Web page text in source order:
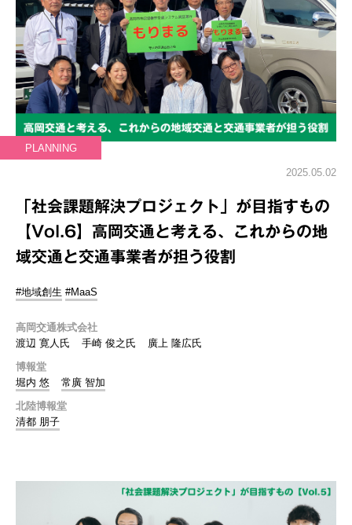
PLANNING
2025.05.02
「社会課題解決プロジェクト」が目指すもの
【Vol.6】高岡交通と考える、これからの地
域交通と交通事業者が担う役割
#地域創生 #MaaS
高岡交通株式会社
渡辺 寛人氏
手崎 俊之氏
廣上 隆広氏
博報堂
堀内 悠
常廣 智加
北陸博報堂
清都 朋子